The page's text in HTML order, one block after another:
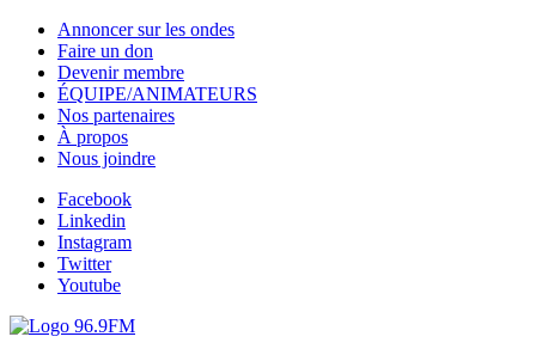
Annoncer sur les ondes
Faire un don
Devenir membre
ÉQUIPE/ANIMATEURS
Nos partenaires
À propos
Nous joindre
Facebook
Linkedin
Instagram
Twitter
Youtube